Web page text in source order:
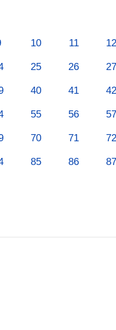
10 11 12
25 26 27
40 41 42
55 56 57
70 71 72
85 86 87